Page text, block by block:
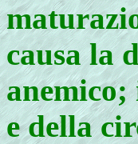
causa la
anemico;
e della